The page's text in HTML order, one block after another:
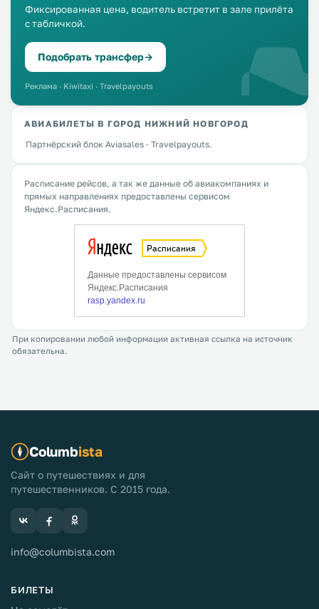
Фиксированная цена, водитель встретит в зале прилёта
с табличкой.
Подобрать трансфер→
Реклама · Kiwitaxi · Travelpayouts
АВИАБИЛЕТЫ В ГОРОД НИЖНИЙ НОВГОРОД
Партнёрский блок Aviasales · Travelpayouts.
Расписание рейсов, а так же данные об авиакомпаниях и
прямых направлениях предоставлены сервисом
Яндекс.Расписания.
При копировании любой информации активная ссылка на источник
обязательна.
Columbista
Сайт о путешествиях и для
путешественников. С 2015 года.
info@columbista.com
БИЛЕТЫ